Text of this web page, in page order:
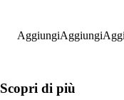
AggiungiAggiungi
Scopri di più